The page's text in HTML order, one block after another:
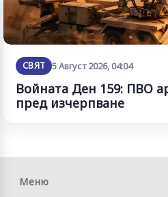
СВЯТ 5 Август 2026, 04:04
Войната Ден 159: ПВО
пред изчерпване
Меню